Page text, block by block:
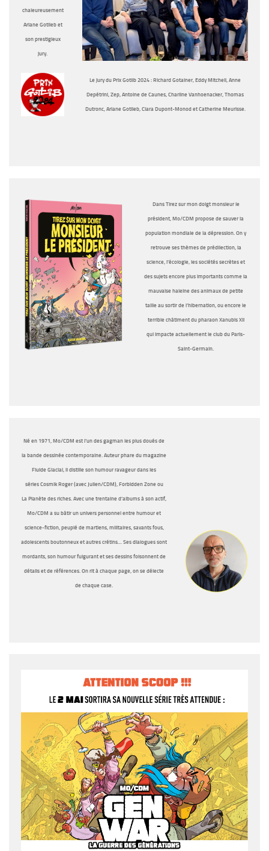
chaleureusement
Ariane Gotlieb et
son prestigieux
jury.
Le jury du Prix Gotlib 2024 : Richard Gotainer, Eddy Mitchell, Anne
Depétrini, Zep, Antoine de Caunes, Charline Vanhoenacker, Thomas
Dutronc, Ariane Gotlieb, Clara Dupont-Monod et Catherine Meurisse.
Dans Tirez sur mon doigt monsieur le
président, Mo/CDM propose de sauver la
population mondiale de la dépression. On y
retrouve ses thèmes de prédilection, la
science, l’écologie, les sociétés secrètes et
des sujets encore plus importants comme la
mauvaise haleine des animaux de petite
taille au sortir de l’hibernation, ou encore le
terrible châtiment du pharaon Xanubis XII
qui impacte actuellement le club du Paris-
Saint-Germain.
Né en 1971, Mo/CDM est l’un des gagman les plus doués de
la bande dessinée contemporaine. Auteur phare du magazine
Fluide Glacial, il distille son humour ravageur dans les
séries Cosmik Roger(avec Julien/CDM), Forbidden Zoneou
La Planète des riches . Avec une trentaine d’albums à son actif,
Mo/CDM a su bâtir un univers personnel entre humour et
science-fiction, peuplé de martiens, militaires, savants fous,
adolescents boutonneux et autres crétins… Ses dialogues sont
mordants, son humour fulgurant et ses dessins foisonnent de
détails et de références. On rit à chaque page, on se délecte
de chaque case.